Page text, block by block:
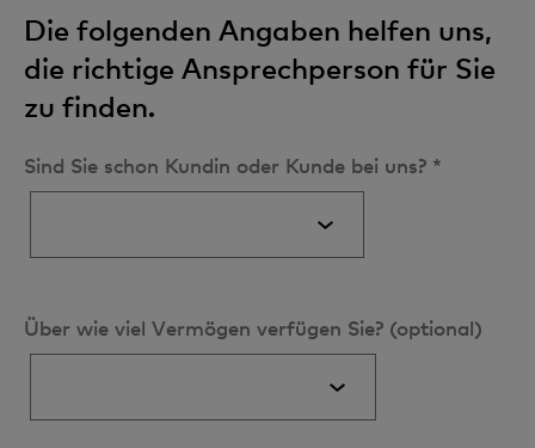
Die folgenden Angaben helfen uns,
die richtige Ansprechperson für Sie
zu finden.
Sind Sie schon Kundin oder Kunde bei uns? *
Über wie viel Vermögen verfügen Sie? (optional)